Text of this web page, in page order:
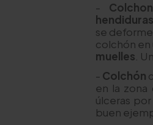
-
hendiduras
se
colchón en
muelles .
- Colchón
en la zona
úlceras
buen